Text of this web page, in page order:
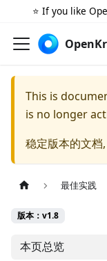
⭐️ If you like
This is
is no longer
稳定版本的文档
最佳实践
版本：v1.8
本页总览